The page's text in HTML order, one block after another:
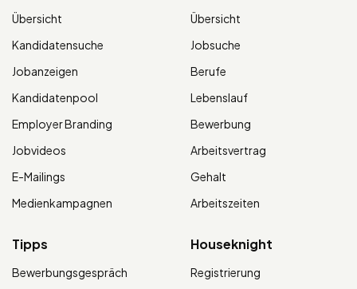
Übersicht
Kandidatensuche
Jobanzeigen
Kandidatenpool
Employer Branding
Jobvideos
E-Mailings
Medienkampagnen
Übersicht
Jobsuche
Berufe
Lebenslauf
Bewerbung
Arbeitsvertrag
Gehalt
Arbeitszeiten
Tipps
Bewerbungsgespräch
Houseknight
Registrierung